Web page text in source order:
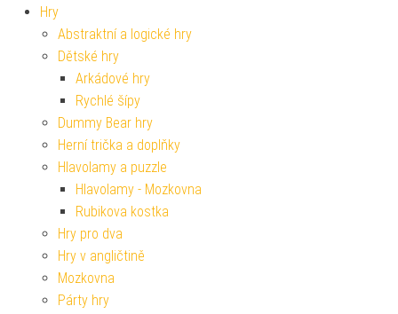
Hry
Abstraktní a logické hry
Dětské hry
Arkádové hry
Rychlé šípy
Dummy Bear hry
Herní trička a doplňky
Hlavolamy a puzzle
Hlavolamy - Mozkovna
Rubikova kostka
Hry pro dva
Hry v angličtině
Mozkovna
Párty hry